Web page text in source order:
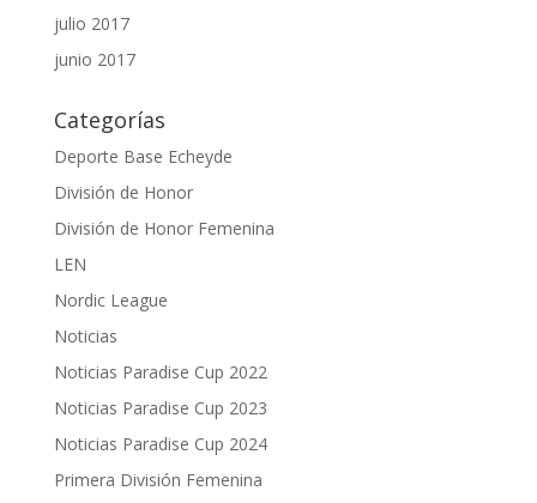
julio 2017
junio 2017
Categorías
Deporte Base Echeyde
División de Honor
División de Honor Femenina
LEN
Nordic League
Noticias
Noticias Paradise Cup 2022
Noticias Paradise Cup 2023
Noticias Paradise Cup 2024
Primera División Femenina